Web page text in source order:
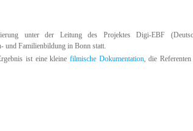
unter der Leitung des Projektes Digi-EBF
und Familienbildung in Bonn statt.
ist eine kleine filmische Dokumentation, die